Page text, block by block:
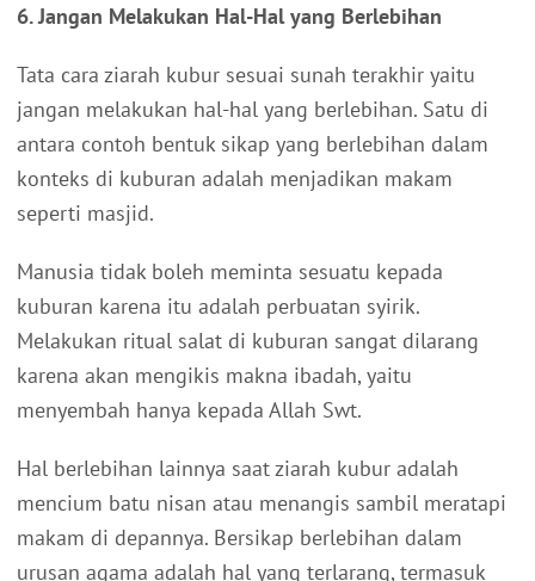
6. Jangan Melakukan Hal-Hal yang Berlebihan
Tata cara ziarah kubur sesuai sunah terakhir yaitu
jangan melakukan hal-hal yang berlebihan. Satu di
antara contoh bentuk sikap yang berlebihan dalam
konteks di kuburan adalah menjadikan makam
seperti masjid.
Manusia tidak boleh meminta sesuatu kepada
kuburan karena itu adalah perbuatan syirik.
Melakukan ritual salat di kuburan sangat dilarang
karena akan mengikis makna ibadah, yaitu
menyembah hanya kepada Allah Swt.
Hal berlebihan lainnya saat ziarah kubur adalah
mencium batu nisan atau menangis sambil meratapi
makam di depannya. Bersikap berlebihan dalam
urusan agama adalah hal yang terlarang, termasuk